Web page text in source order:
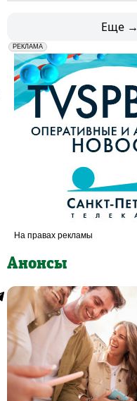
Еще →
erid: LdtCK5udn
РЕКЛАМА
АО "ГАТР", ИНН: 7841320717
Анонсы